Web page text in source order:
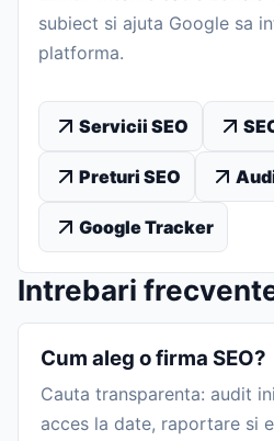
subiect si ajuta Google sa
platforma.
Servicii SEO
Preturi SEO
Google Tracker
Intrebari
Cum aleg o firma SEO?
Cauta transparenta: audit
acces la date, raportare si